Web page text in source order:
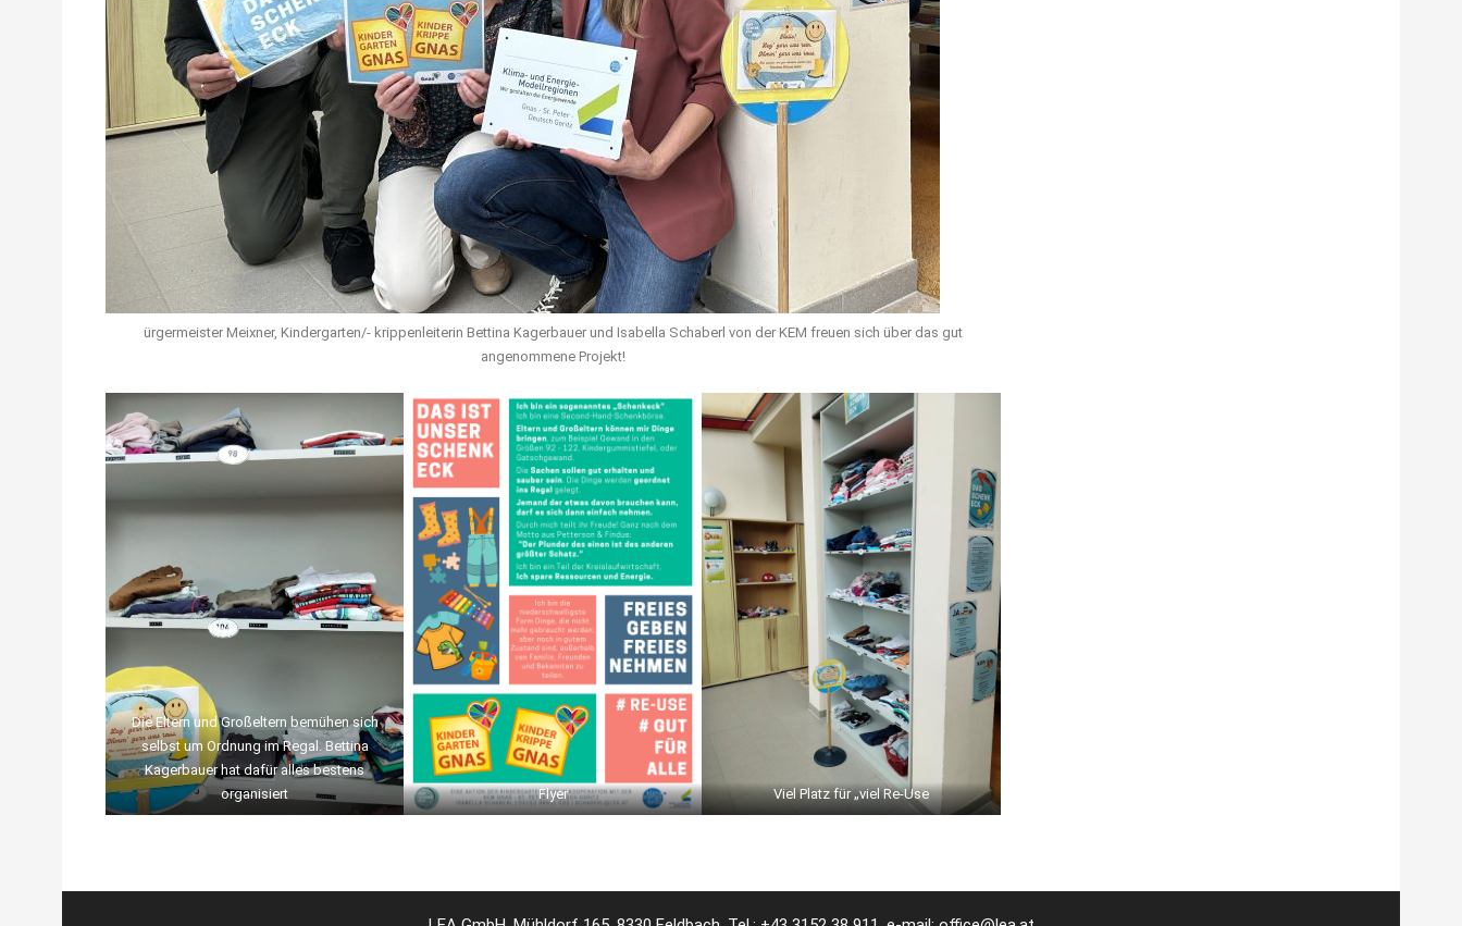
ürgermeister Meixner, Kindergarten/- krippenleiterin Bettina Kagerbauer und Isabella Schaberl von der KEM freuen sich über das gut
angenommene Projekt!
Die Eltern und Großeltern bemühen sich
selbst um Ordnung im Regal. Bettina
Kagerbauer hat dafür alles bestens
organisiert
Flyer Viel Platz für „viel Re-Use